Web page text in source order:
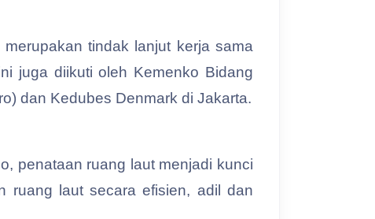
tindak lanjut kerja sama
juga diikuti oleh Kemenko Bidang
dan Kedubes Denmark di Jakarta.
penataan ruang laut menjadi kunci
ruang laut secara efisien, adil dan